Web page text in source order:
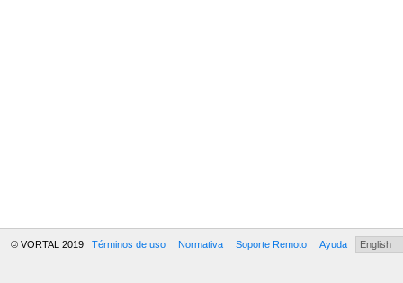
© VORTAL 2019 Términos de uso Normativa Soporte Remoto Ayuda